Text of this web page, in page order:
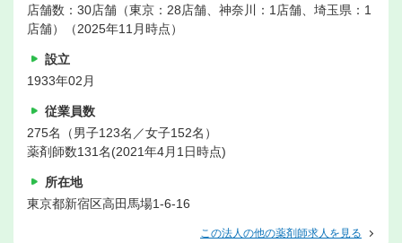
店舗数：30店舗（東京：28店舗、神奈川：1店舗、埼玉県：1
店舗）（2025年11月時点）
設立
1933年02月
従業員数
275名（男子123名／女子152名）
薬剤師数131名(2021年4月1日時点)
所在地
東京都新宿区高田馬場1-6-16
この法人の他の薬剤師求人を見る